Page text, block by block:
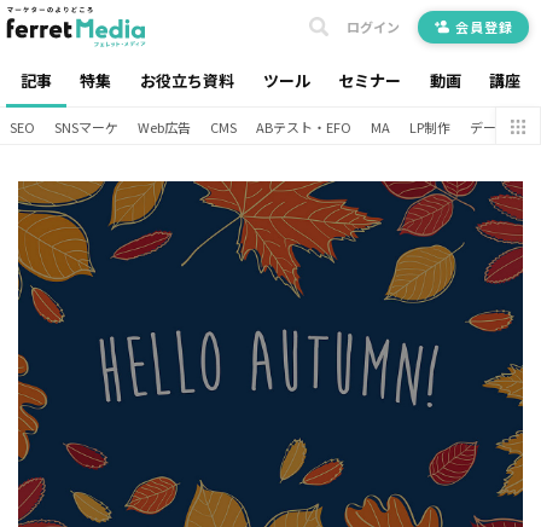
記事 特集 お役立ち資料 ツール セミナー 動画 講座
ログイン 会員登録
SEO SNSマーケ Web広告 CMS ABテスト・EFO MA LP制作 データ分析